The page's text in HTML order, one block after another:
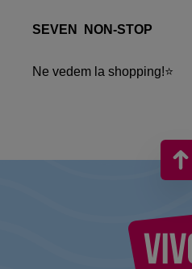
SEVEN NON-STOP​
Ne vedem la shopping!​⭐​